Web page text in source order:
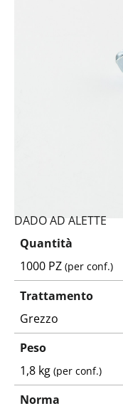
DADO AD ALETTE
Quantità
1000 PZ(per conf.)
Trattamento
Grezzo
Peso
1,8 kg(per conf.)
Norma